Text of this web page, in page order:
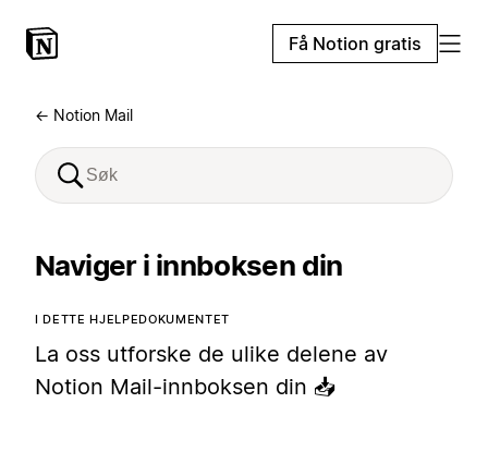
Få Notion gratis
← Notion Mail
Naviger i innboksen din
I DETTE HJELPEDOKUMENTET
La oss utforske de ulike delene av
Notion Mail-innboksen din 📥